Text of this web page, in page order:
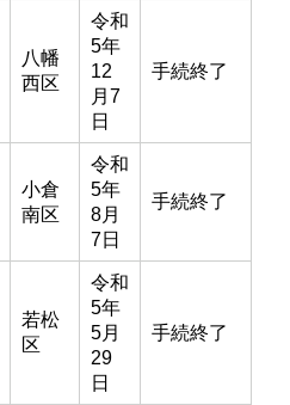
八幡
西区
令和
5年
12
月7
日
手続終了
小倉
南区
令和
5年
8月
7日
手続終了
若松
区
令和
5年
5月
29
日
手続終了